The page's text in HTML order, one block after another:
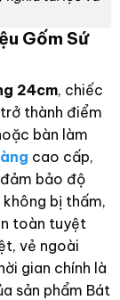
Gốm Sứ
24cm, chiếc
thành điểm
bàn làm
cao cấp,
bảo độ
bị thấm,
toàn tuyệt
vẻ ngoài
gian chính là
sản phẩm Bát